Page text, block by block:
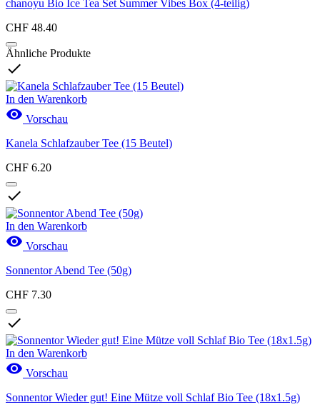
chanoyu Bio Ice Tea Set Summer Vibes Box (4-teilig)
CHF 48.40
Ähnliche Produkte

In den Warenkorb
 Vorschau
Kanela Schlafzauber Tee (15 Beutel)
CHF 6.20

In den Warenkorb
 Vorschau
Sonnentor Abend Tee (50g)
CHF 7.30

In den Warenkorb
 Vorschau
Sonnentor Wieder gut! Eine Mütze voll Schlaf Bio Tee (18x1.5g)